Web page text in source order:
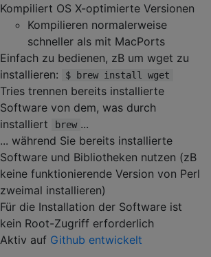
Kompiliert OS X-optimierte Versionen
Kompilieren normalerweise
schneller als mit MacPorts
Einfach zu bedienen, zB um wget zu
installieren:
$ brew install wget
Tries trennen bereits installierte
Software von dem, was durch
installiert
brew ...
... während Sie bereits installierte
Software und Bibliotheken nutzen (zB
keine funktionierende Version von Perl
zweimal installieren)
Für die Installation der Software ist
kein Root-Zugriff erforderlich
Aktiv auf Github entwickelt